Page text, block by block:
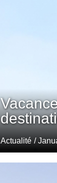
Actualité /